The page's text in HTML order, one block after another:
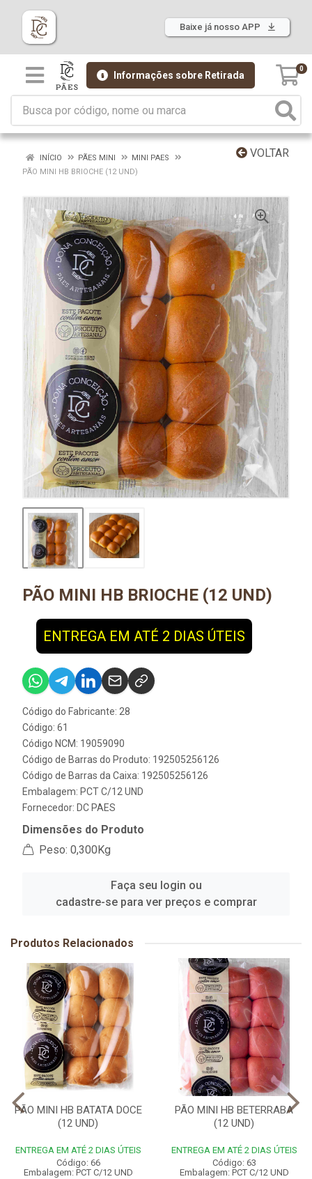
Baixe já nosso APP
Informações sobre Retirada
0
VOLTAR
INÍCIO PÃES MINI
MINI PAES
PÃO MINI HB BRIOCHE (12 UND)
PÃO MINI HB BRIOCHE (12 UND)
ENTREGA EM ATÉ 2 DIAS ÚTEIS
Código do Fabricante: 28
Código: 61
Código NCM: 19059090
Código de Barras do Produto: 192505256126
Código de Barras da Caixa: 192505256126
Embalagem: PCT C/12 UND
Fornecedor: DC PAES
Dimensões do Produto
Peso: 0,300Kg
Faça seu login ou
cadastre-se para ver preços e comprar
Produtos Relacionados
PÃO MINI HB BATATA DOCE
(12 UND)
ENTREGA EM ATÉ 2 DIAS ÚTEIS
Código: 66
Embalagem: PCT C/12 UND
PÃO MINI HB BETERRABA
(12 UND)
ENTREGA EM ATÉ 2 DIAS ÚTEIS
Código: 63
Embalagem: PCT C/12 UND